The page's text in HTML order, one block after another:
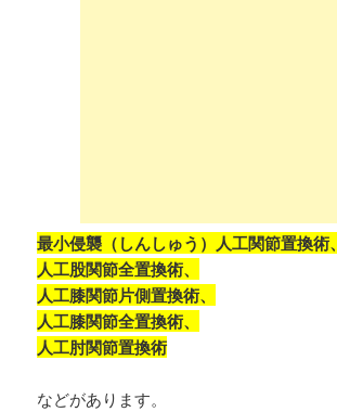
最小侵襲（しんしゅう）人工関節置換術、
人工股関節全置換術、
人工膝関節片側置換術、
人工膝関節全置換術、
人工肘関節置換術
などがあります。